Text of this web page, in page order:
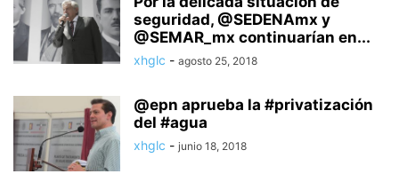
seguridad, @SEDENAmx y
@SEMAR_mx continuarían en...
xhglc - agosto 25, 2018
@epn aprueba la #privatización
del #agua
xhglc - junio 18, 2018